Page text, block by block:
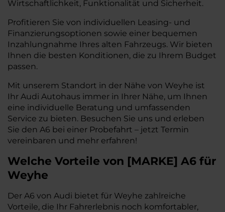
Wirtschaftlichkeit, Funktionalität und Sicherheit.
Profitieren Sie von individuellen Leasing- und
Finanzierungsoptionen sowie einer bequemen
Inzahlungnahme Ihres alten Fahrzeugs. Wir bieten
Ihnen die besten Konditionen, die zu Ihrem Budget
passen.
Mit unserem Standort in der Nähe von Weyhe ist
Ihr Audi Autohaus immer in Ihrer Nähe, um Ihnen
eine individuelle Beratung und umfassenden
Service zu bieten. Besuchen Sie uns und erleben
Sie den A6 bei einer Probefahrt – jetzt Termin
vereinbaren und mehr erfahren!
Welche Vorteile von [MARKE] A6 für
Weyhe
Der A6 von Audi bietet für Weyhe zahlreiche
Vorteile, die Ihr Fahrerlebnis noch komfortabler,